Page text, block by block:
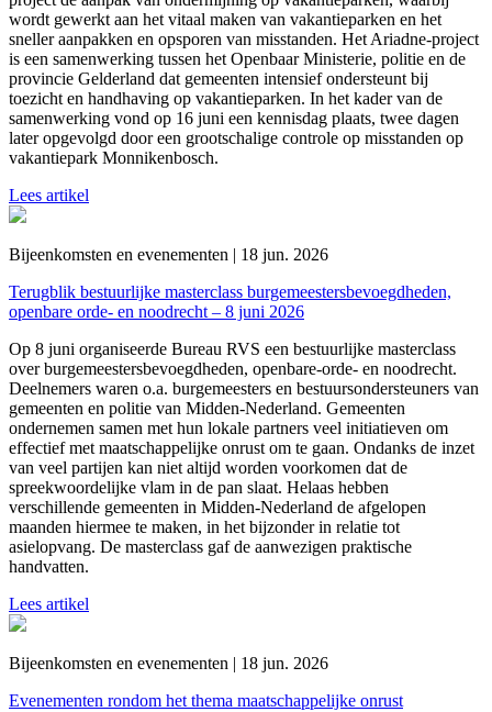
wordt gewerkt aan het vitaal maken van vakantieparken en het
sneller aanpakken en opsporen van misstanden. Het Ariadne-project
is een samenwerking tussen het Openbaar Ministerie, politie en de
provincie Gelderland dat gemeenten intensief ondersteunt bij
toezicht en handhaving op vakantieparken. In het kader van de
samenwerking vond op 16 juni een kennisdag plaats, twee dagen
later opgevolgd door een grootschalige controle op misstanden op
vakantiepark Monnikenbosch.
Lees artikel
Bijeenkomsten en evenementen | 18 jun. 2026
Terugblik bestuurlijke masterclass burgemeestersbevoegdheden,
openbare orde- en noodrecht – 8 juni 2026
Op 8 juni organiseerde Bureau RVS een bestuurlijke masterclass
over burgemeestersbevoegdheden, openbare-orde- en noodrecht.
Deelnemers waren o.a. burgemeesters en bestuursondersteuners van
gemeenten en politie van Midden-Nederland. Gemeenten
ondernemen samen met hun lokale partners veel initiatieven om
effectief met maatschappelijke onrust om te gaan. Ondanks de inzet
van veel partijen kan niet altijd worden voorkomen dat de
spreekwoordelijke vlam in de pan slaat. Helaas hebben
verschillende gemeenten in Midden-Nederland de afgelopen
maanden hiermee te maken, in het bijzonder in relatie tot
asielopvang. De masterclass gaf de aanwezigen praktische
handvatten.
Lees artikel
Bijeenkomsten en evenementen | 18 jun. 2026
Evenementen rondom het thema maatschappelijke onrust